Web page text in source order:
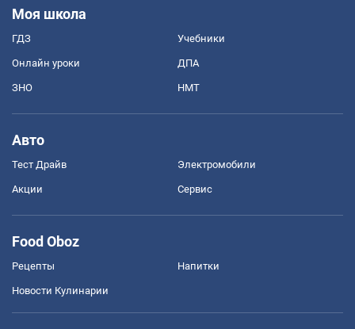
Моя школа
ГДЗ Учебники
Онлайн уроки ДПА
ЗНО НМТ
Авто
Тест Драйв Электромобили
Акции Сервис
Food Oboz
Рецепты Напитки
Новости Кулинарии